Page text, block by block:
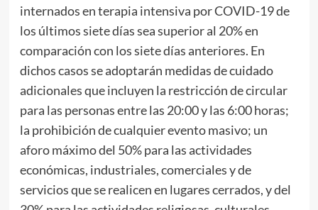
internados en terapia intensiva por COVID-19 de
los últimos siete días sea superior al 20% en
comparación con los siete días anteriores. En
dichos casos se adoptarán medidas de cuidado
adicionales que incluyen la restricción de circular
para las personas entre las 20:00 y las 6:00 horas;
la prohibición de cualquier evento masivo; un
aforo máximo del 50% para las actividades
económicas, industriales, comerciales y de
servicios que se realicen en lugares cerrados, y del